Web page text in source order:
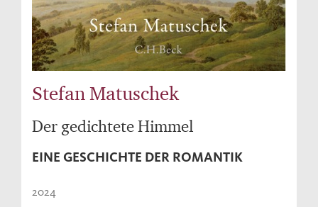
Stefan Matuschek
Der gedichtete Himmel
EINE GESCHICHTE DER ROMANTIK
2024